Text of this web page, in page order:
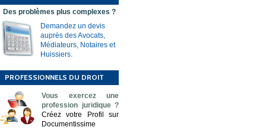
Des problèmes plus complexes ?
Demandez un devis
auprès des Avocats,
Médiateurs, Notaires et
Huissiers.
PROFESSIONNELS DU DROIT
Vous exercez une
profession juridique ?
Créez votre Profil sur
Documentissime